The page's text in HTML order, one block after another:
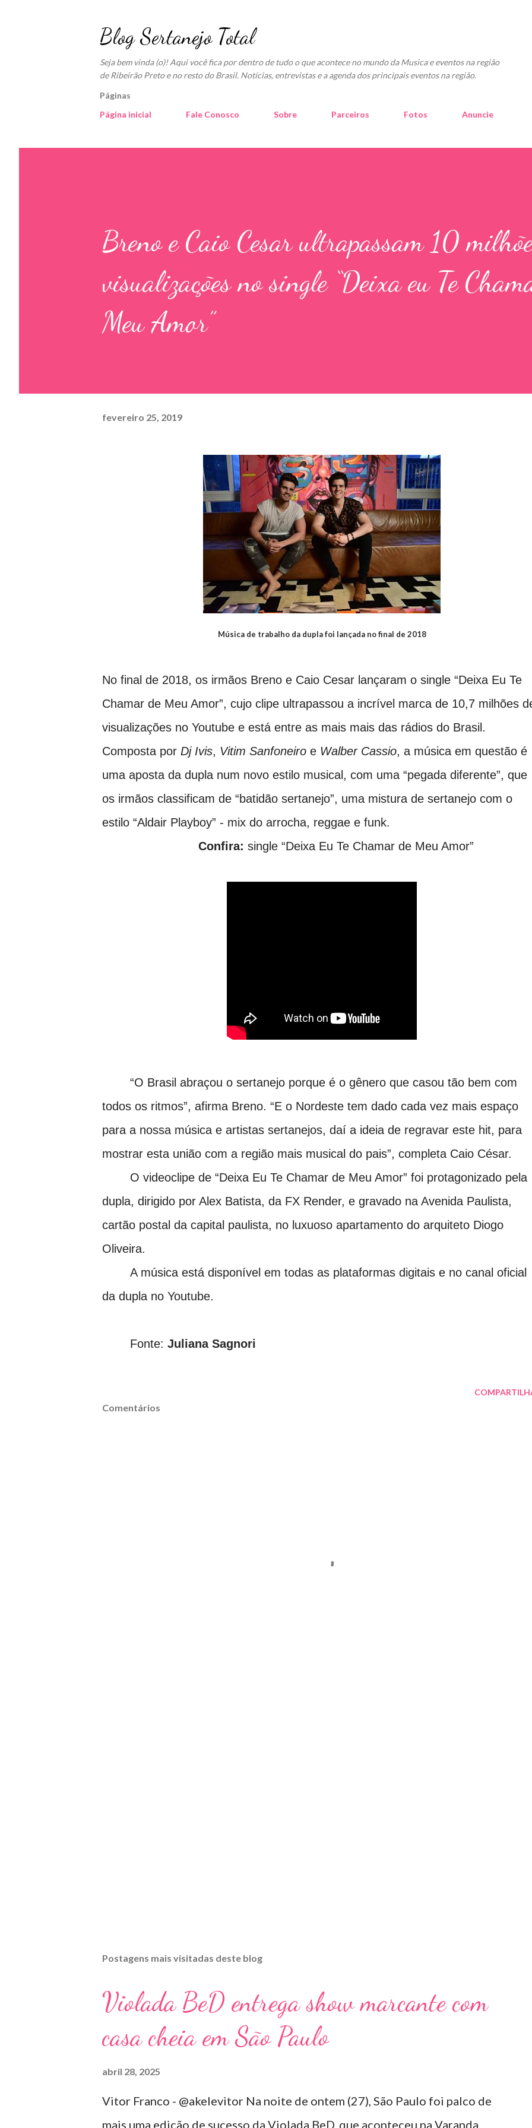
Blog Sertanejo Total
Seja bem vinda (o)! Aqui você fica por dentro de tudo o que acontece no mundo da Musica e eventos na região
de Ribeirão Preto e no resto do Brasil. Notícias, entrevistas e a agenda dos principais eventos na região.
Páginas
Página inicial
Fale Conosco Sobre Parceiros Fotos Anuncie
Breno e Caio Cesar ultrapassam 10
visualizações no single “Deixa eu Te
Meu Amor”
fevereiro 25, 2019
Música de trabalho da dupla foi lançada no final de 2018
No final de 2018, os irmãos Breno e Caio Cesar lançaram o single “Deixa Eu Te
Chamar de Meu Amor”, cujo clipe ultrapassou a incrível marca de 10,7 milhões
visualizações no Youtube e está entre as mais mais das rádios do Brasil.
Composta por Dj Ivis, Vitim Sanfoneiro e Walber Cassio, a música em questão é
uma aposta da dupla num novo estilo musical, com uma “pegada diferente”, que
os irmãos classificam de “batidão sertanejo”, uma mistura de sertanejo com o
estilo “Aldair Playboy” - mix do arrocha, reggae e funk.
Confira: single “Deixa Eu Te Chamar de Meu Amor”
“O Brasil abraçou o sertanejo porque é o gênero que casou tão bem com
todos os ritmos”, afirma Breno. “E o Nordeste tem dado cada vez mais espaço
para a nossa música e artistas sertanejos, daí a ideia de regravar este hit, para
mostrar esta união com a região mais musical do pais”, completa Caio César.
O videoclipe de “Deixa Eu Te Chamar de Meu Amor” foi protagonizado pela
dupla, dirigido por Alex Batista, da FX Render, e gravado na Avenida Paulista,
cartão postal da capital paulista, no luxuoso apartamento do arquiteto Diogo
Oliveira.
A música está disponível em todas as plataformas digitais e no canal oficial
da dupla no Youtube.
Fonte:Juliana Sagnori
Comentários
Postagens mais visitadas deste blog
Violada BeD entrega show marcante com
casa cheia em São Paulo
abril 28, 2025
Vitor Franco - @akelevitor Na noite de ontem (27), São Paulo foi palco de
mais uma edição de sucesso da Violada BeD, que aconteceu na Varanda